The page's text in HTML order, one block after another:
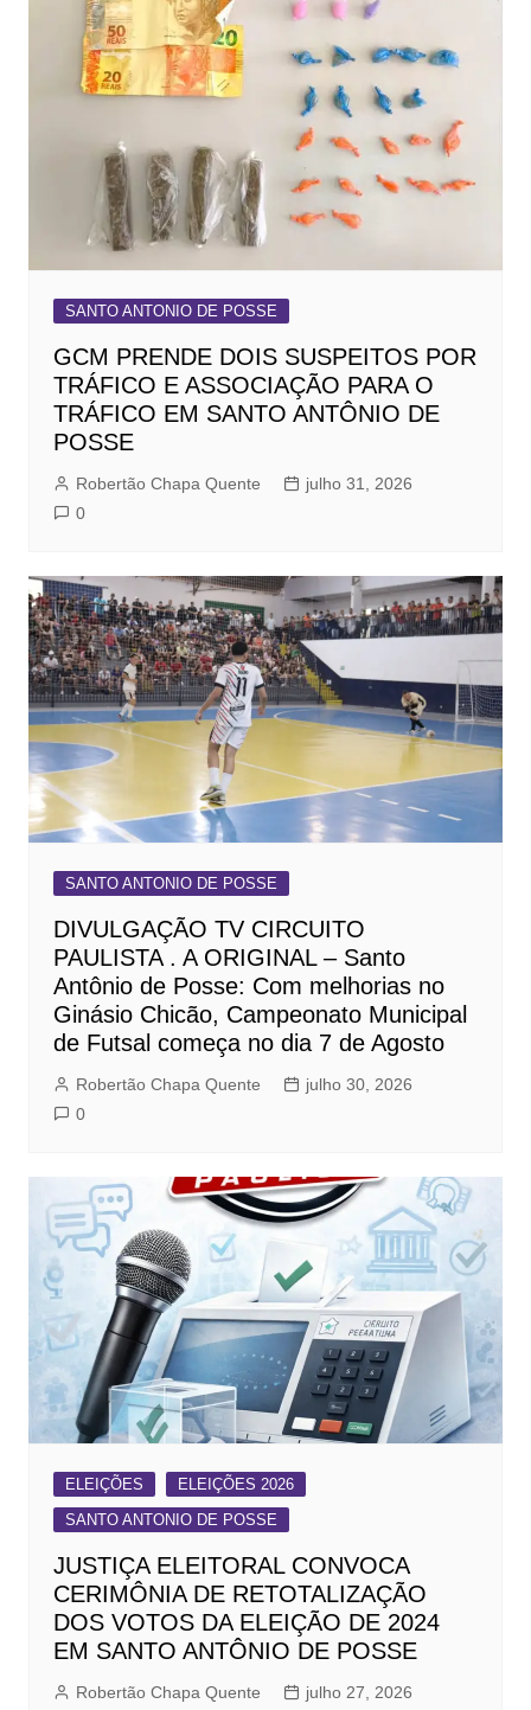
SANTO ANTONIO DE POSSE
GCM PRENDE DOIS SUSPEITOS POR
TRÁFICO E ASSOCIAÇÃO PARA O
TRÁFICO EM SANTO ANTÔNIO DE
POSSE
Robertão Chapa Quente
julho 31, 2026
0
SANTO ANTONIO DE POSSE
DIVULGAÇÃO TV CIRCUITO
PAULISTA . A ORIGINAL – Santo
Antônio de Posse: Com melhorias no
Ginásio Chicão, Campeonato Municipal
de Futsal começa no dia 7 de Agosto
Robertão Chapa Quente
julho 30, 2026
0
ELEIÇÕES
ELEIÇÕES 2026
SANTO ANTONIO DE POSSE
JUSTIÇA ELEITORAL CONVOCA
CERIMÔNIA DE RETOTALIZAÇÃO
DOS VOTOS DA ELEIÇÃO DE 2024
EM SANTO ANTÔNIO DE POSSE
Robertão Chapa Quente
julho 27, 2026